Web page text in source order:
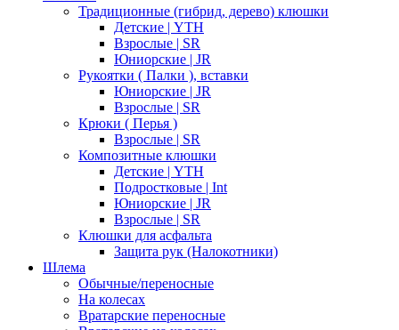
Традиционные (гибрид, дерево) клюшки
Детские | YTH
Взрослые | SR
Юниорские | JR
Рукоятки ( Палки ), вставки
Юниорские | JR
Взрослые | SR
Крюки ( Перья )
Взрослые | SR
Композитные клюшки
Детские | YTH
Подростковые | Int
Юниорские | JR
Взрослые | SR
Клюшки для асфальта
Защита рук (Налокотники)
Шлема
Обычные/переносные
На колесах
Вратарские переносные